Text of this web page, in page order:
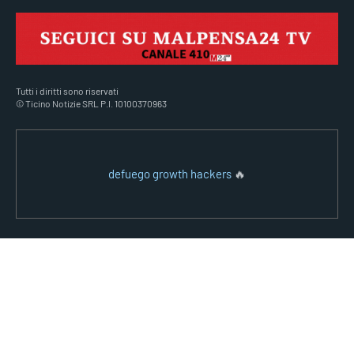
Tutti i diritti sono riservati
© Ticino Notizie SRL P.I. 10100370963
defuego growth hackers 🔥